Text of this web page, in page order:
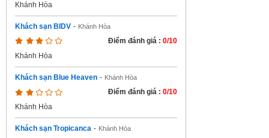
Khánh Hòa
Khách sạn BIDV - Khánh Hòa
Điểm đánh giá : 0/10
Khánh Hòa
Khách sạn Blue Heaven - Khánh Hòa
Điểm đánh giá : 0/10
Khánh Hòa
Khách sạn Tropicanca - Khánh Hòa